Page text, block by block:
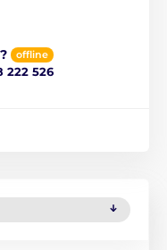
offline
222 526